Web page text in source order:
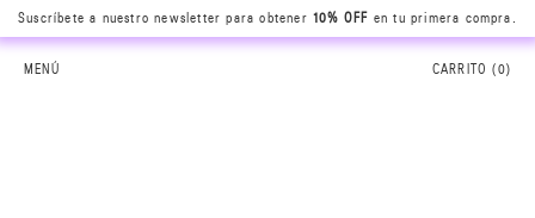
Suscríbete a nuestro newsletter para obtener10% OFF en tu primera compra.
MENÚ CARRITO (0)